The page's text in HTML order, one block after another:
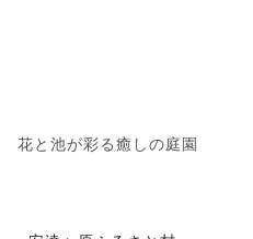
花と池が彩る癒しの庭園